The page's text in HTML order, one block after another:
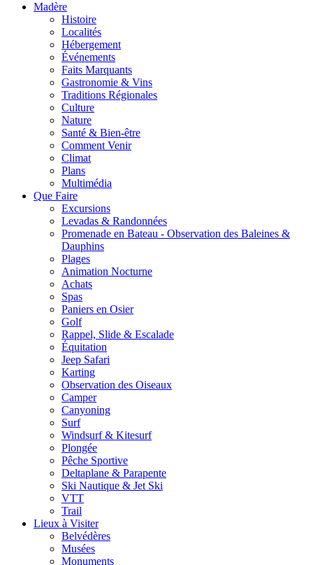
Madère
Histoire
Localités
Hébergement
Événements
Faits Marquants
Gastronomie & Vins
Traditions Régionales
Culture
Nature
Santé & Bien-être
Comment Venir
Climat
Plans
Multimédia
Que Faire
Excursions
Levadas & Randonnées
Promenade en Bateau - Observation des Baleines &
Dauphins
Plages
Animation Nocturne
Achats
Spas
Paniers en Osier
Golf
Rappel, Slide & Escalade
Équitation
Jeep Safari
Karting
Observation des Oiseaux
Camper
Canyoning
Surf
Windsurf & Kitesurf
Plongée
Pêche Sportive
Deltaplane & Parapente
Ski Nautique & Jet Ski
VTT
Trail
Lieux à Visiter
Belvédères
Musées
Monuments